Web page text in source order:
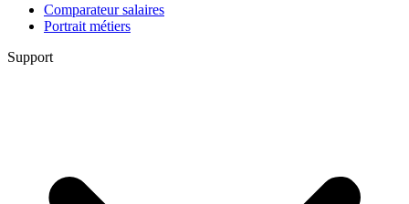
Comparateur salaires
Portrait métiers
Support